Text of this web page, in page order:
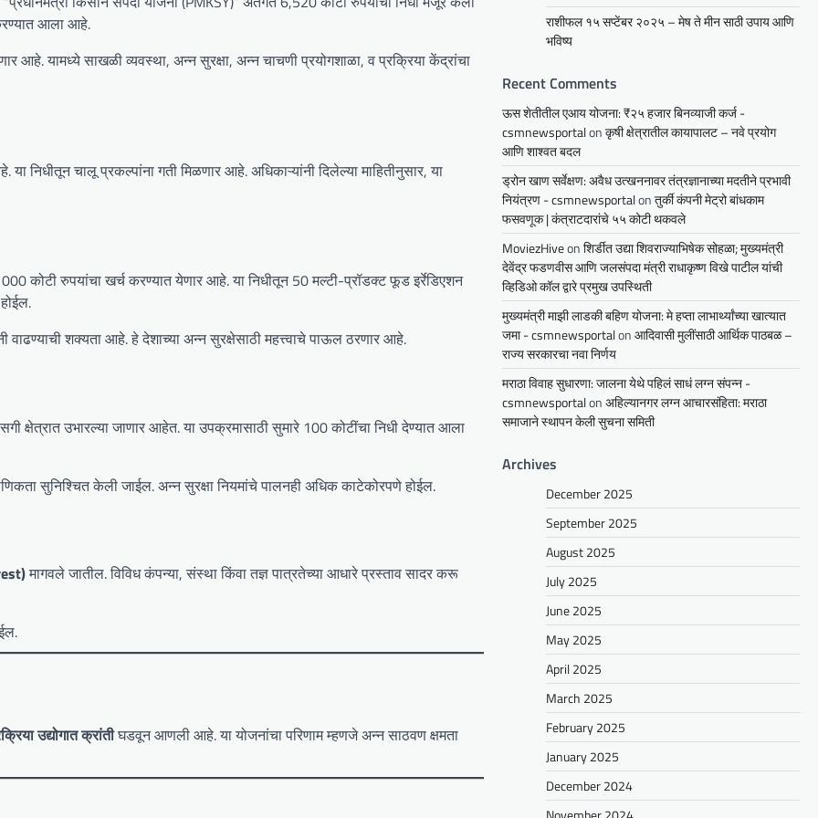
आला आहे.
आहे. यामध्ये साखळी व्यवस्था, अन्न सुरक्षा, अन्न चाचणी प्रयोगशाळा, व प्रक्रिया केंद्रांचा
निधीतून चालू प्रकल्पांना गती मिळणार आहे. अधिकाऱ्यांनी दिलेल्या माहितीनुसार, या
कोटी रुपयांचा खर्च करण्यात येणार आहे. या निधीतून 50 मल्टी-प्रॉडक्ट फूड इर्रेडिएशन
शक्यता आहे. हे देशाच्या अन्न सुरक्षेसाठी महत्त्वाचे पाऊल ठरणार आहे.
क्षेत्रात उभारल्या जाणार आहेत. या उपक्रमासाठी सुमारे 100 कोटींचा निधी देण्यात आला
सुनिश्चित केली जाईल. अन्न सुरक्षा नियमांचे पालनही अधिक काटेकोरपणे होईल.
मागवले जातील. विविध कंपन्या, संस्था किंवा तज्ञ पात्रतेच्या आधारे प्रस्ताव सादर करू
उद्योगात क्रांतीघडवून आणली आहे. या योजनांचा परिणाम म्हणजे अन्न साठवण क्षमता
राशीफल १५ सप्टेंबर २०२५ – मेष ते मीन साठी उपाय आणि
भविष्य
Recent Comments
ऊस शेतीतील एआय योजना: ₹२५ हजार बिनव्याजी कर्ज -
csmnewsportalonकृषी क्षेत्रातील कायापालट – नवे प्रयोग
आणि शाश्वत बदल
ड्रोन खाण सर्वेक्षण: अवैध उत्खननावर तंत्रज्ञानाच्या मदतीने प्रभावी
नियंत्रण - csmnewsportalonतुर्की कंपनी मेट्रो बांधकाम
फसवणूक | कंत्राटदारांचे ५५ कोटी थकवले
MoviezHiveonशिर्डीत उद्या शिवराज्याभिषेक सोहळा; मुख्यमंत्री
देवेंद्र फडणवीस आणि जलसंपदा मंत्री राधाकृष्ण विखे पाटील यांची
व्हिडिओ कॉल द्वारे प्रमुख उपस्थिती
मुख्यमंत्री माझी लाडकी बहिण योजना: मे हप्ता लाभार्थ्यांच्या खात्यात
जमा - csmnewsportalonआदिवासी मुलींसाठी आर्थिक पाठबळ –
राज्य सरकारचा नवा निर्णय
मराठा विवाह सुधारणा: जालना येथे पहिलं साधं लग्न संपन्न -
csmnewsportalonअहिल्यानगर लग्न आचारसंहिता: मराठा
समाजाने स्थापन केली सुचना समिती
Archives
December 2025
September 2025
August 2025
July 2025
June 2025
May 2025
April 2025
March 2025
February 2025
January 2025
December 2024